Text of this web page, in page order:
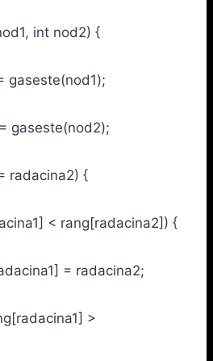
int nod2) {
{
< rang[radacina2]) {
= radacina2;
>